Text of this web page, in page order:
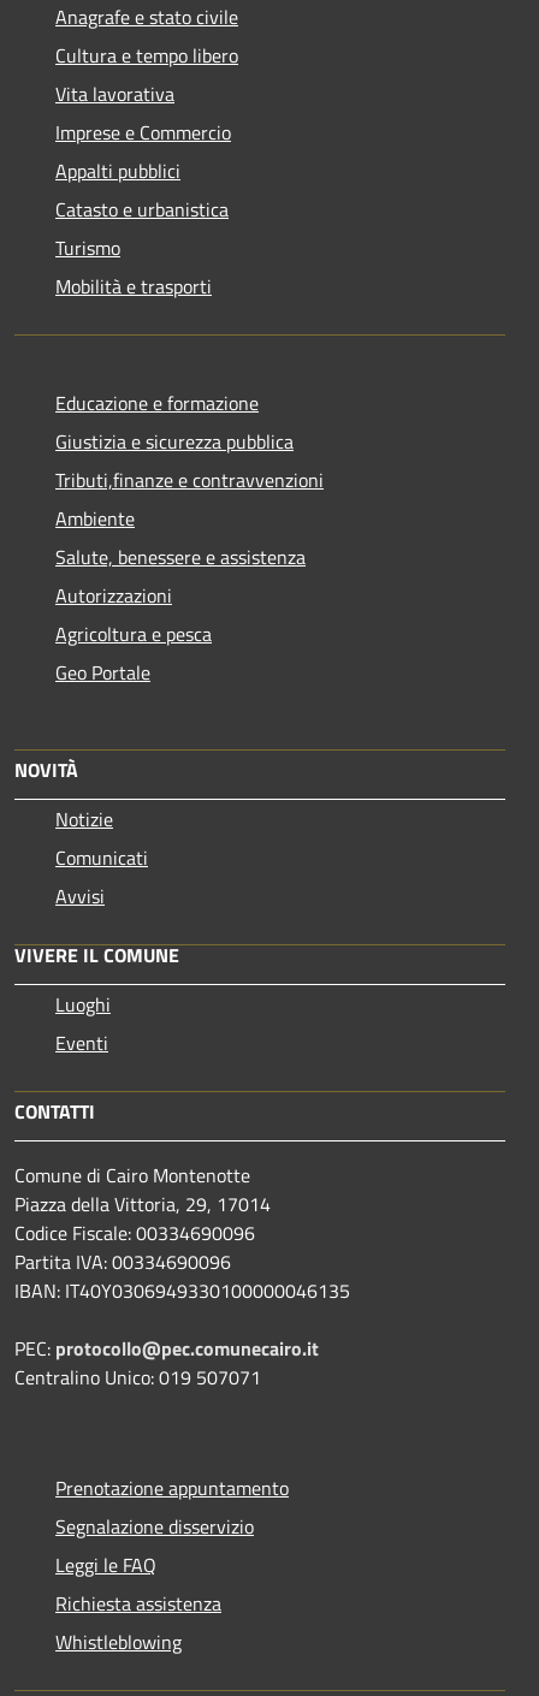
Anagrafe e stato civile
Cultura e tempo libero
Vita lavorativa
Imprese e Commercio
Appalti pubblici
Catasto e urbanistica
Turismo
Mobilità e trasporti
Educazione e formazione
Giustizia e sicurezza pubblica
Tributi,finanze e contravvenzioni
Ambiente
Salute, benessere e assistenza
Autorizzazioni
Agricoltura e pesca
Geo Portale
NOVITÀ
Notizie
Comunicati
Avvisi
VIVERE IL COMUNE
Luoghi
Eventi
CONTATTI
Comune di Cairo Montenotte
Piazza della Vittoria, 29, 17014
Codice Fiscale: 00334690096
Partita IVA: 00334690096
IBAN: IT40Y0306949330100000046135
PEC: protocollo@pec.comunecairo.it
Centralino Unico: 019 507071
Prenotazione appuntamento
Segnalazione disservizio
Leggi le FAQ
Richiesta assistenza
Whistleblowing